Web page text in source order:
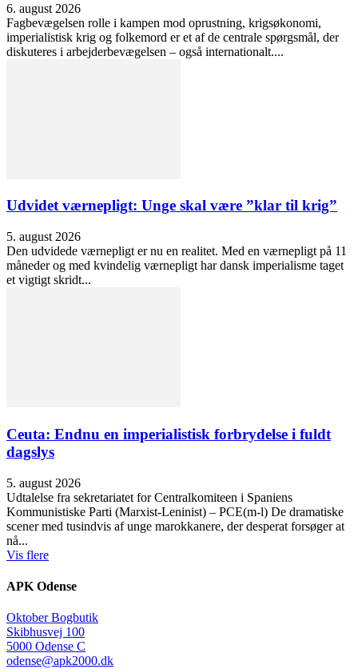
6. august 2026
Fagbevægelsen rolle i kampen mod oprustning, krigsøkonomi,
imperialistisk krig og folkemord er et af de centrale spørgsmål, der
diskuteres i arbejderbevægelsen – også internationalt....
Udvidet værnepligt: Unge skal være ”klar til krig”
5. august 2026
Den udvidede værnepligt er nu en realitet. Med en værnepligt på 11
måneder og med kvindelig værnepligt har dansk imperialisme taget
et vigtigt skridt...
Ceuta: Endnu en imperialistisk forbrydelse i fuldt
dagslys
5. august 2026
Udtalelse fra sekretariatet for Centralkomiteen i Spaniens
Kommunistiske Parti (Marxist-Leninist) – PCE(m-l) De dramatiske
scener med tusindvis af unge marokkanere, der desperat forsøger at
nå...
Vis flere
APK Odense
Oktober Bogbutik
Skibhusvej 100
5000 Odense C
odense@apk2000.dk